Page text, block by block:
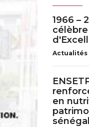
1966 –
Actualités
en